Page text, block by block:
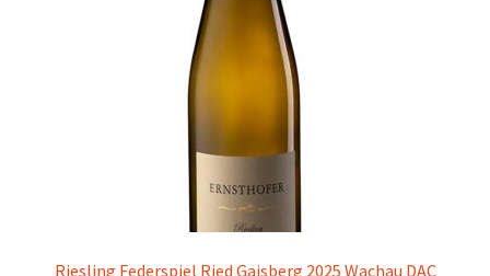
Riesling Federspiel Ried Gaisberg 2025 Wachau DAC